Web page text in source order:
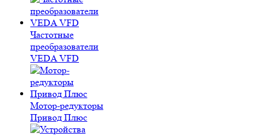
Частотные
преобразователи
VEDA VFD
Мотор-редукторы
Привод Плюс